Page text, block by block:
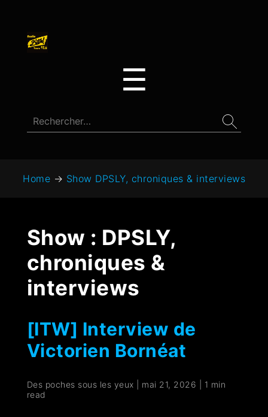
☰
Home → Show DPSLY, chroniques & interviews
Show : DPSLY,
chroniques &
interviews
[ITW] Interview de
Victorien Bornéat
Des poches sous les yeux mai 21, 2026
1 min
read